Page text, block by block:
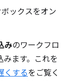
ックスをオン
みのワークフロ
みます。これを
くするをご覧く